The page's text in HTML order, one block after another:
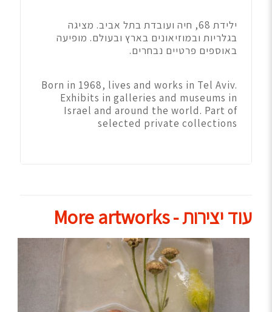
ילידת 68, חיה ועובדת בתל אביב. מציגה
בגלריות ובמוזיאונים בארץ ובעולם. מופיעה
באוספים פרטיים נבחרים.
Born in 1968, lives and works in Tel Aviv.
Exhibits in galleries and museums in
Israel and around the world. Part of
selected private collections
עוד יצירות - More artworks